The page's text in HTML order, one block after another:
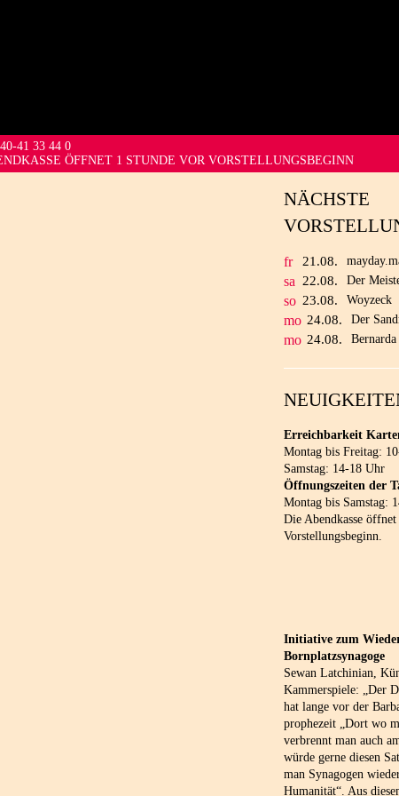
41 33 44 0
ÖFFNET 1 STUNDE VOR VORSTELLUNGSBEGINN
NÄCHSTE
fr 21.08.
sa 22.08. Der
so 23.08. Woyzeck
mo 24.08. Der
mo 24.08.
Erreichbarkeit
Montag bis Freitag:
Samstag: 14-18 Uhr
Öffnungszeiten der
Montag bis Samstag:
Die Abendkasse
Vorstellungsbeginn.
Initiative zum
Bornplatzsynagoge
Sewan Latchinian,
Kammerspiele: „Der
hat lange vor der
prophezeit „Dort wo
verbrennt man auch
würde gerne diesen
man Synagogen
Humanität“. Aus